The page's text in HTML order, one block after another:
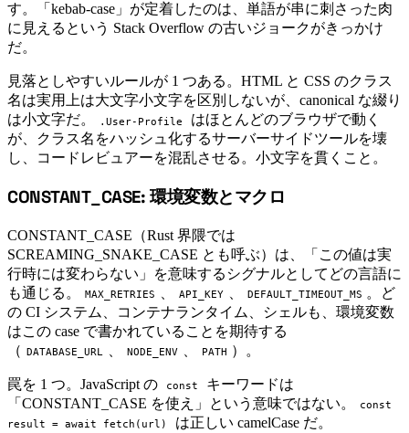
す。「kebab-case」が定着したのは、単語が串に刺さった肉
に見えるという Stack Overflow の古いジョークがきっかけ
だ。
見落としやすいルールが 1 つある。HTML と CSS のクラス
名は実用上は大文字小文字を区別しないが、canonical な綴り
は小文字だ。
.User-Profile
はほとんどのブラウザで動く
が、クラス名をハッシュ化するサーバーサイドツールを壊
し、コードレビュアーを混乱させる。小文字を貫くこと。
#
CONSTANT_CASE: 環境変数とマクロ
CONSTANT_CASE（Rust 界隈では
SCREAMING_SNAKE_CASE とも呼ぶ）は、「この値は実
行時には変わらない」を意味するシグナルとしてどの言語に
も通じる。
MAX_RETRIES API_KEY DEFAULT_TIMEOUT_MS 。ど
の CI システム、コンテナランタイム、シェルも、環境変数
はこの case で書かれていることを期待する
（ DATABASE_URL NODE_ENV PATH ）。
罠を 1 つ。JavaScript の const
キーワードは
「CONSTANT_CASE を使え」という意味ではない。
const
result = await fetch(url)
は正しい camelCase だ。